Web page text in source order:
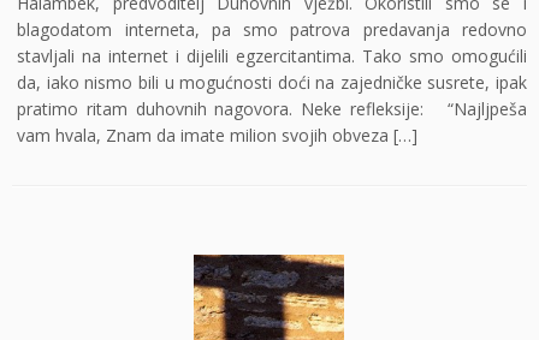
blagodatom interneta, pa smo patrova predavanja redovno
stavljali na internet i dijelili egzercitantima. Tako smo omogućili
da, iako nismo bili u mogućnosti doći na zajedničke susrete, ipak
pratimo ritam duhovnih nagovora. Neke refleksije: “Najljpeša
vam hvala, Znam da imate milion svojih obveza […]